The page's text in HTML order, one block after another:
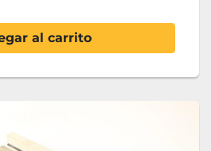
al carrito